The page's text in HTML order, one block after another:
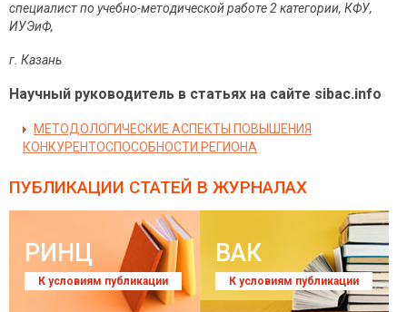
специалист по учебно-методической работе 2 категории, КФУ,
ИУЭиФ,
г. Казань
Научный руководитель в статьях на сайте sibac.info
МЕТОДОЛОГИЧЕСКИЕ АСПЕКТЫ ПОВЫШЕНИЯ
КОНКУРЕНТОСПОСОБНОСТИ РЕГИОНА
ПУБЛИКАЦИИ СТАТЕЙ В ЖУРНАЛАХ
РИНЦ
К условиям публикации
ВАК
К условиям публикации